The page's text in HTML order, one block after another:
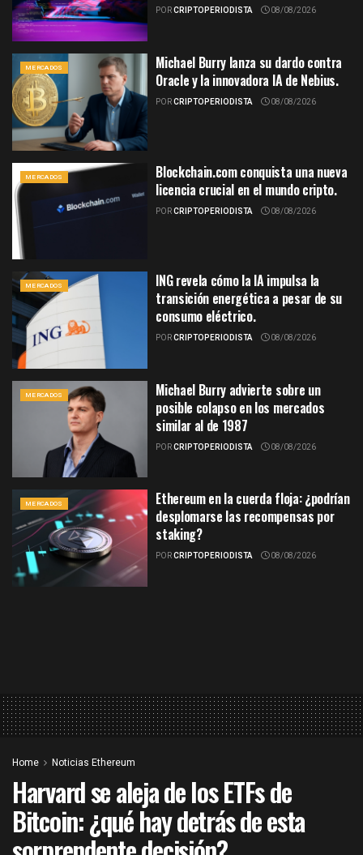
PORCRIPTOPERIODISTA 08/08/2026
MERCADOS
Michael Burry lanza su dardo contra
Oracle y la innovadora IA de Nebius.
PORCRIPTOPERIODISTA 08/08/2026
MERCADOS
Blockchain.com conquista una nueva
licencia crucial en el mundo cripto.
PORCRIPTOPERIODISTA 08/08/2026
MERCADOS
ING revela cómo la IA impulsa la
transición energética a pesar de su
consumo eléctrico.
PORCRIPTOPERIODISTA 08/08/2026
MERCADOS
Michael Burry advierte sobre un
posible colapso en los mercados
similar al de 1987
PORCRIPTOPERIODISTA 08/08/2026
MERCADOS
Ethereum en la cuerda floja: ¿podrían
desplomarse las recompensas por
staking?
PORCRIPTOPERIODISTA 08/08/2026
Home Noticias Ethereum
Harvard se aleja de los ETFs de
Bitcoin: ¿qué hay detrás de esta